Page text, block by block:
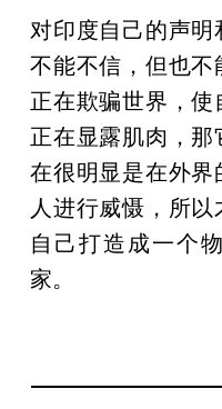
对印度自己的声明
不能不信，但也
正在欺骗世界，
正在显露肌肉，
在很明显是在外
人进行威慑，所
自己打造成一个
家。